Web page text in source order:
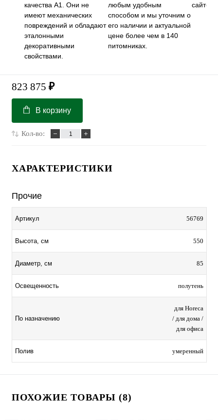
качества А1. Они не
имеют механических
повреждений и обладают
эталонными
декоративными
свойствами.
любым удобным
способом и мы уточним о
его наличии и актуальной
цене более чем в 140
питомниках.
сайте.
823 875 ₽
В корзину
Кол-во:
ХАРАКТЕРИСТИКИ
Прочие
Артикул 56769
Высота, см 550
Диаметр, см 85
Освещенность полутень
По назначению
для Horeca
/ для дома /
для офиса
Полив умеренный
ПОХОЖИЕ ТОВАРЫ (8)